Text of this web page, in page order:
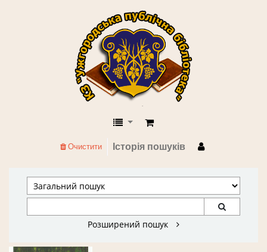
КЗ "Ужгородська публічна
Історія пошуків
Очистити
Розширений пошук